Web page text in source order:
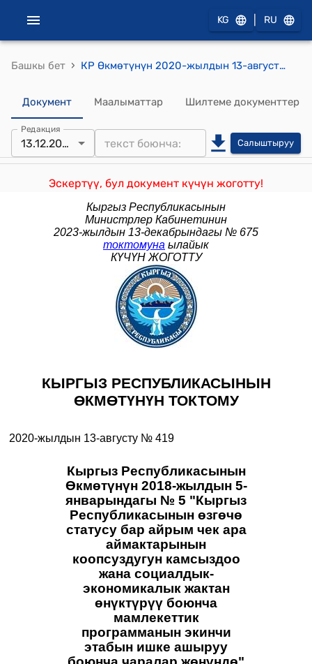
KG RU
Башкы бет › КР Өкмөтүнүн 2020-жылдын 13-августундагы № 419 "Кыргыз Республикасынын Өкмөтүнүн 2018-жылдын 5-январындагы № 5 "Кыргыз Республикасынын өзгөчө статусу бар айрым чек ара аймактарынын коопсуздугун камсыздоо жана социалдык-экономикалык жактан өнүктүрүү боюнча мамлекеттик программанын экинчи этабын ишке ашыруу боюнча чаралар жөнүндө" токтомуна өзгөртүүлөрдү киргизүү тууралуу" токтому
Документ Маалыматтар Шилтеме документтер
Редакция
13.12.2023 Салыштыруу
Эскертүү, бул документ күчүн жоготту!